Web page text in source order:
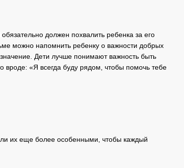
должен похвалить ребенка за его
можно напомнить ребенку о важности добрых
Дети лучше понимают важность быть
вроде: «Я всегда буду рядом, чтобы помочь тебе
их еще более особенными, чтобы каждый